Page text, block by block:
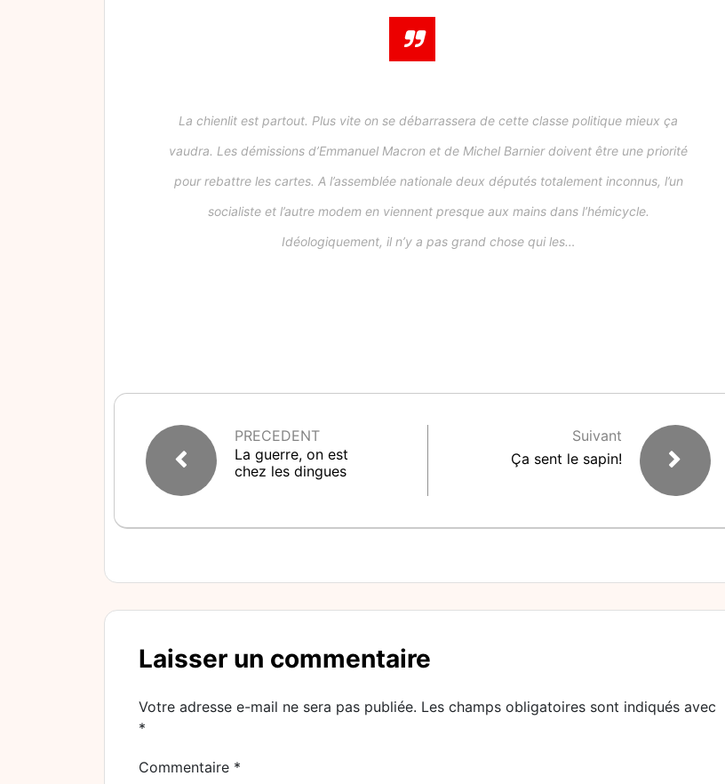
La chienlit est partout. Plus vite on se débarrassera de cette classe politique mieux ça
vaudra. Les démissions d’Emmanuel Macron et de Michel Barnier doivent être une priorité
pour rebattre les cartes. A l’assemblée nationale deux députés totalement inconnus, l’un
socialiste et l’autre modem en viennent presque aux mains dans l’hémicycle.
Idéologiquement, il n’y a pas grand chose qui les…
PRECEDENT
La guerre, on est
chez les dingues
Suivant
Ça sent le sapin!
Laisser un commentaire
Votre adresse e-mail ne sera pas publiée. Les champs obligatoires sont indiqués avec
*
Commentaire *